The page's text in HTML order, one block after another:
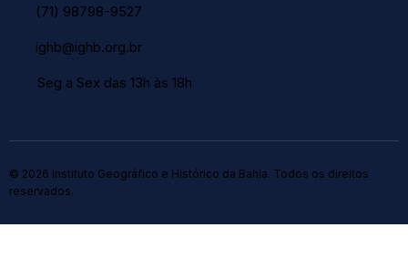
(71) 98798-9527
ighb@ighb.org.br
Seg a Sex das 13h às 18h
© 2026 Instituto Geográfico e Histórico da Bahia. Todos os direitos
reservados.